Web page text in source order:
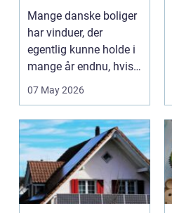
af dine gamle
rammer
Mange danske boliger
har vinduer, der
egentlig kunne holde i
mange år endnu, hvis
de fik den r...
07 May 2026